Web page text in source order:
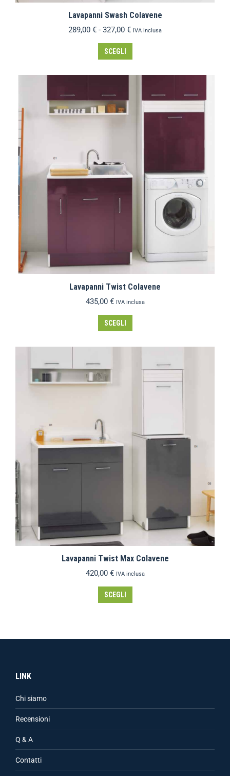
Lavapanni Swash Colavene
289,00 € - 327,00 € IVA inclusa
SCEGLI
Lavapanni Twist Colavene
435,00 € IVA inclusa
SCEGLI
Lavapanni Twist Max Colavene
420,00 € IVA inclusa
SCEGLI
LINK
Chi siamo
Recensioni
Q & A
Contatti